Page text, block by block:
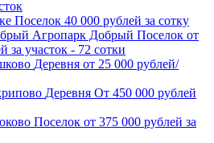
Поселок 40 000 рублей за сотку
Агропарк Добрый Поселок от
за участок - 72 сотки
Деревня от 25 000 рублей/
Деревня От 450 000 рублей
Поселок от 375 000 рублей за